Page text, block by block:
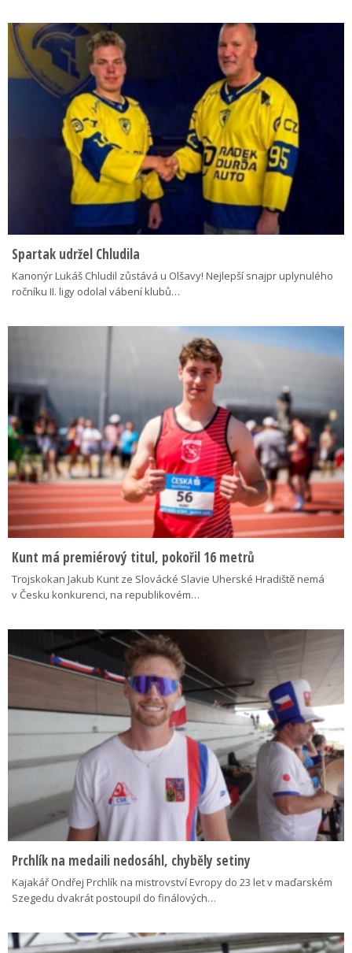
Spartak udržel Chludila
Kanonýr Lukáš Chludil zůstává u Olšavy! Nejlepší snajpr uplynulého
ročníku II. ligy odolal vábení klubů…
Kunt má premiérový titul, pokořil 16 metrů
Trojskokan Jakub Kunt ze Slovácké Slavie Uherské Hradiště nemá
v Česku konkurenci, na republikovém…
Prchlík na medaili nedosáhl, chyběly setiny
Kajakář Ondřej Prchlík na mistrovství Evropy do 23 let v maďarském
Szegedu dvakrát postoupil do finálových…